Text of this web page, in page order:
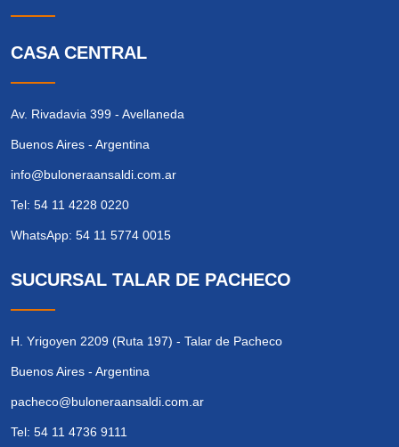
CASA CENTRAL
Av. Rivadavia 399 - Avellaneda
Buenos Aires - Argentina
info@buloneraansaldi.com.ar
Tel: 54 11 4228 0220
WhatsApp: 54 11 5774 0015
SUCURSAL TALAR DE PACHECO
H. Yrigoyen 2209 (Ruta 197) - Talar de Pacheco
Buenos Aires - Argentina
pacheco@buloneraansaldi.com.ar
Tel: 54 11 4736 9111